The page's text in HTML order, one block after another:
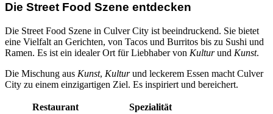
Die Street Food Szene entdecken
Die Street Food Szene in Culver City ist beeindruckend. Sie bietet
eine Vielfalt an Gerichten, von Tacos und Burritos bis zu Sushi und
Ramen. Es ist ein idealer Ort für Liebhaber von Kulturund Kunst.
Die Mischung aus Kunst, Kulturund leckerem Essen macht Culver
City zu einem einzigartigen Ziel. Es inspiriert und bereichert.
Restaurant
Spezialität